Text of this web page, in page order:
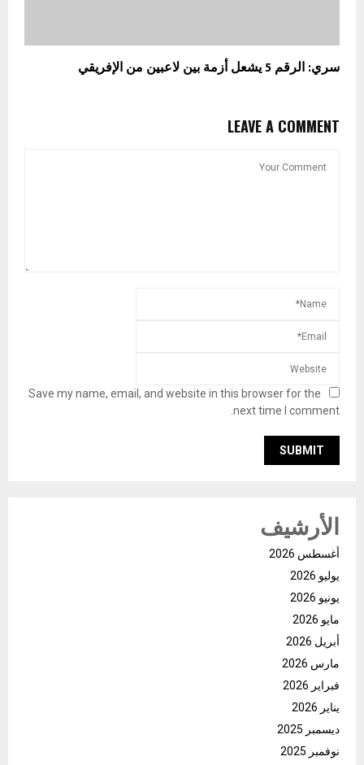
سري: الرقم 5 يشعل أزمة بين لاعبين من الإفريقي
LEAVE A COMMENT
Save my name, email, and website in this browser for the
next time I comment.
الأرشيف
أغسطس 2026
يوليو 2026
يونيو 2026
مايو 2026
أبريل 2026
مارس 2026
فبراير 2026
يناير 2026
ديسمبر 2025
نوفمبر 2025